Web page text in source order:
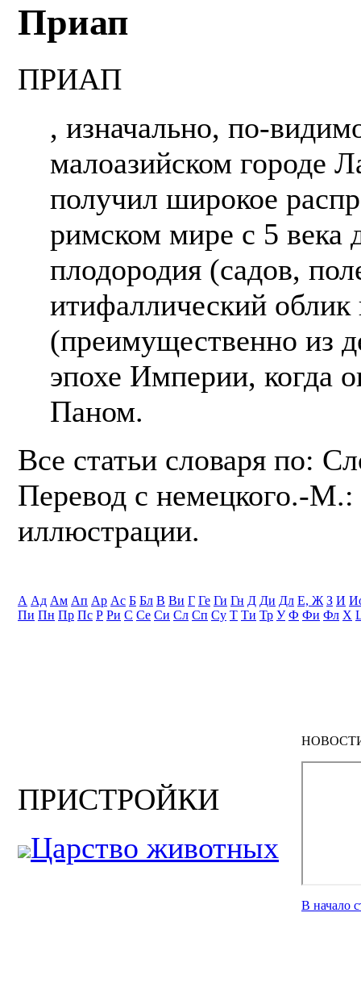
Приап
ПРИАП
, изначально, по-
малоазийском городе
получил широкое
римском мире с 5 века
плодородия (садов,
итифаллический облик
(преимущественно из
эпохе Империи, когда
Паном.
Все статьи словаря по:
Перевод с немецкого.-
иллюстрации.
А Ад Ам Ап Ар Ас Б Бл В Ви Г Ге Ги Гн Д Ди Дл Е, Ж З И
Пи Пн Пр Пс Р Ри С Се Си Сл Сп Су Т Ти Тр У Ф Фи Фл Х
ПРИСТРОЙКИ
Царство животных
В начало